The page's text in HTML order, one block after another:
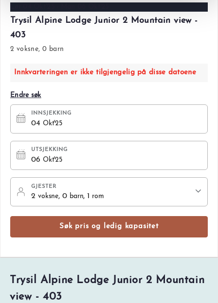
Trysil Alpine Lodge Junior 2 Mountain
view - 403
Trysil Alpine Lodge Junior 2 Mountain view -
403
2 voksne, 0 barn
Innkvarteringen er ikke tilgjengelig på disse datoene
Endre søk
INNSJEKKING
04 Okt'25
UTSJEKKING
06 Okt'25
GJESTER
2 voksne, 0 barn, 1 rom
Søk pris og ledig kapasitet